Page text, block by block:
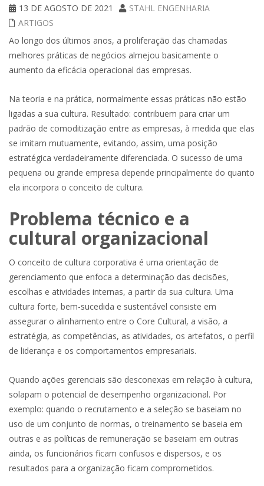
13 DE AGOSTO DE 2021
STAHL ENGENHARIA
ARTIGOS
Ao longo dos últimos anos, a proliferação das chamadas
melhores práticas de negócios almejou basicamente o
aumento da eficácia operacional das empresas.
Na teoria e na prática, normalmente essas práticas não estão
ligadas a sua cultura. Resultado: contribuem para criar um
padrão de comoditização entre as empresas, à medida que elas
se imitam mutuamente, evitando, assim, uma posição
estratégica verdadeiramente diferenciada. O sucesso de uma
pequena ou grande empresa depende principalmente do quanto
ela incorpora o conceito de cultura.
Problema técnico e a
cultural organizacional
O conceito de cultura corporativa é uma orientação de
gerenciamento que enfoca a determinação das decisões,
escolhas e atividades internas, a partir da sua cultura. Uma
cultura forte, bem-sucedida e sustentável consiste em
assegurar o alinhamento entre o Core Cultural, a visão, a
estratégia, as competências, as atividades, os artefatos, o perfil
de liderança e os comportamentos empresariais.
Quando ações gerenciais são desconexas em relação à cultura,
solapam o potencial de desempenho organizacional. Por
exemplo: quando o recrutamento e a seleção se baseiam no
uso de um conjunto de normas, o treinamento se baseia em
outras e as políticas de remuneração se baseiam em outras
ainda, os funcionários ficam confusos e dispersos, e os
resultados para a organização ficam comprometidos.